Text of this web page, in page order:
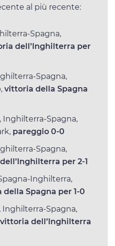
al più recente:
Spagna,
dell’Inghilterra per
Spagna,
vittoria della Spagna
Inghilterra-Spagna,
pareggio 0-0
Spagna,
per 2-1
Inghilterra,
Spagna per 1-0
Inghilterra-Spagna,
vittoria dell’Inghilterra